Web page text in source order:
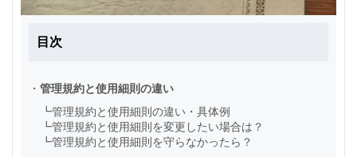
目次
・ 管理規約と使用細則の違い
┗管理規約と使用細則の違い・具体例
┗管理規約と使用細則を変更したい場合は？
┗管理規約と使用細則を守らなかったら？